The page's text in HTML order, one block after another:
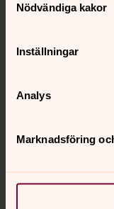
Nödvändiga kakor
Inställningar
Analys
Marknadsföring
Sociala kanaler